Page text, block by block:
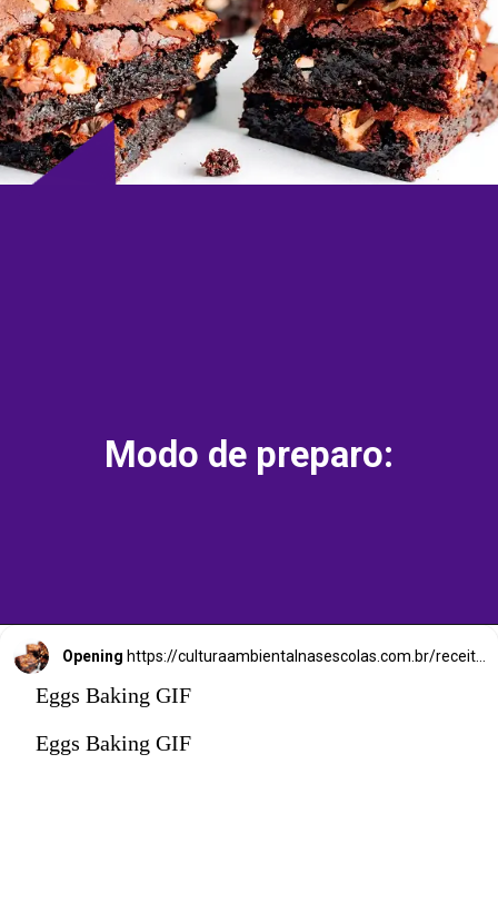
Modo de preparo:
Opening
Eggs Baking GIF
Eggs Baking GIF